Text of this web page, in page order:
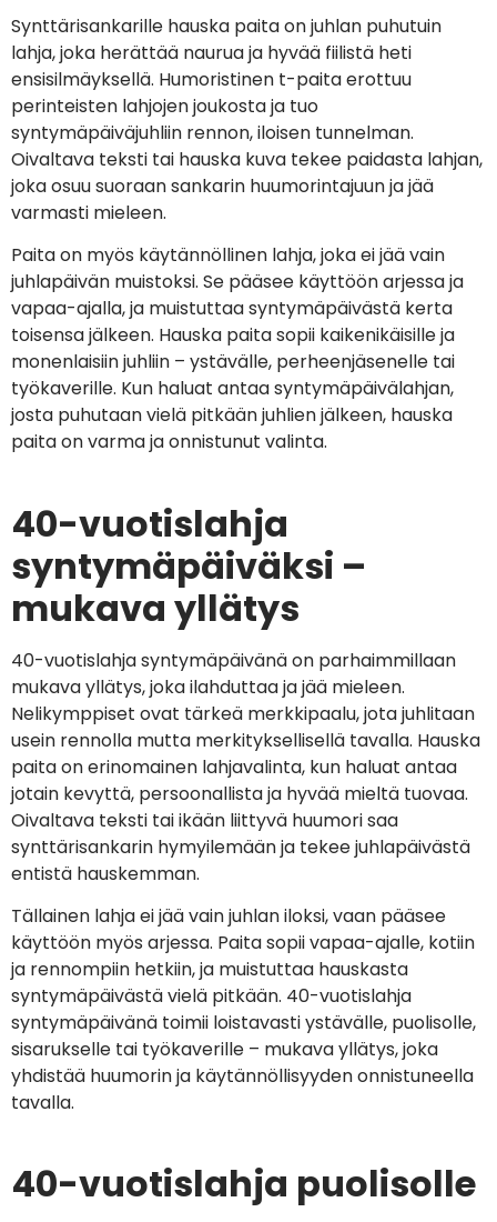
Synttärisankarille hauska paita on juhlan puhutuin
lahja, joka herättää naurua ja hyvää fiilistä heti
ensisilmäyksellä. Humoristinen t-paita erottuu
perinteisten lahjojen joukosta ja tuo
syntymäpäiväjuhliin rennon, iloisen tunnelman.
Oivaltava teksti tai hauska kuva tekee paidasta lahjan,
joka osuu suoraan sankarin huumorintajuun ja jää
varmasti mieleen.
Paita on myös käytännöllinen lahja, joka ei jää vain
juhlapäivän muistoksi. Se pääsee käyttöön arjessa ja
vapaa-ajalla, ja muistuttaa syntymäpäivästä kerta
toisensa jälkeen. Hauska paita sopii kaikenikäisille ja
monenlaisiin juhliin – ystävälle, perheenjäsenelle tai
työkaverille. Kun haluat antaa syntymäpäivälahjan,
josta puhutaan vielä pitkään juhlien jälkeen, hauska
paita on varma ja onnistunut valinta.
40-vuotislahja
syntymäpäiväksi –
mukava yllätys
40-vuotislahja syntymäpäivänä on parhaimmillaan
mukava yllätys, joka ilahduttaa ja jää mieleen.
Nelikymppiset ovat tärkeä merkkipaalu, jota juhlitaan
usein rennolla mutta merkityksellisellä tavalla. Hauska
paita on erinomainen lahjavalinta, kun haluat antaa
jotain kevyttä, persoonallista ja hyvää mieltä tuovaa.
Oivaltava teksti tai ikään liittyvä huumori saa
synttärisankarin hymyilemään ja tekee juhlapäivästä
entistä hauskemman.
Tällainen lahja ei jää vain juhlan iloksi, vaan pääsee
käyttöön myös arjessa. Paita sopii vapaa-ajalle, kotiin
ja rennompiin hetkiin, ja muistuttaa hauskasta
syntymäpäivästä vielä pitkään. 40-vuotislahja
syntymäpäivänä toimii loistavasti ystävälle, puolisolle,
sisarukselle tai työkaverille – mukava yllätys, joka
yhdistää huumorin ja käytännöllisyyden onnistuneella
tavalla.
40-vuotislahja puolisolle